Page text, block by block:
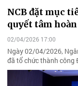
NCB đặt mục
quyết tâm
02/04/2026 17:00
Ngày 02/04/2026,
đã tổ chức thành công